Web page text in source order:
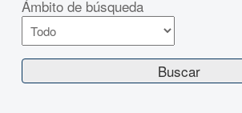
Ámbito de búsqueda